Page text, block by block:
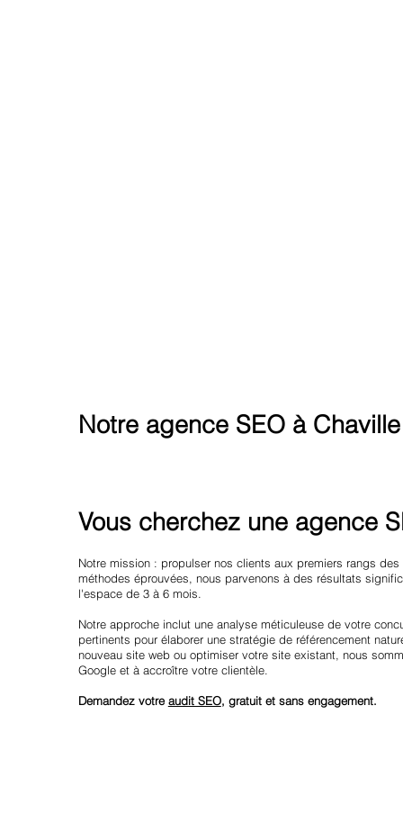
Notre agence SEO à Chaville
Vous cherchez une agence
Notre mission : propulser nos clients aux premiers rangs
méthodes éprouvées, nous parvenons à des résultats
l'espace de 3 à 6 mois.
Notre approche inclut une analyse méticuleuse de votre
pertinents pour élaborer une stratégie de référencement
nouveau site web ou optimiser votre site existant, nous
Google et à accroître votre clientèle.
Demandez votre audit SEO, gratuit et sans engagement.